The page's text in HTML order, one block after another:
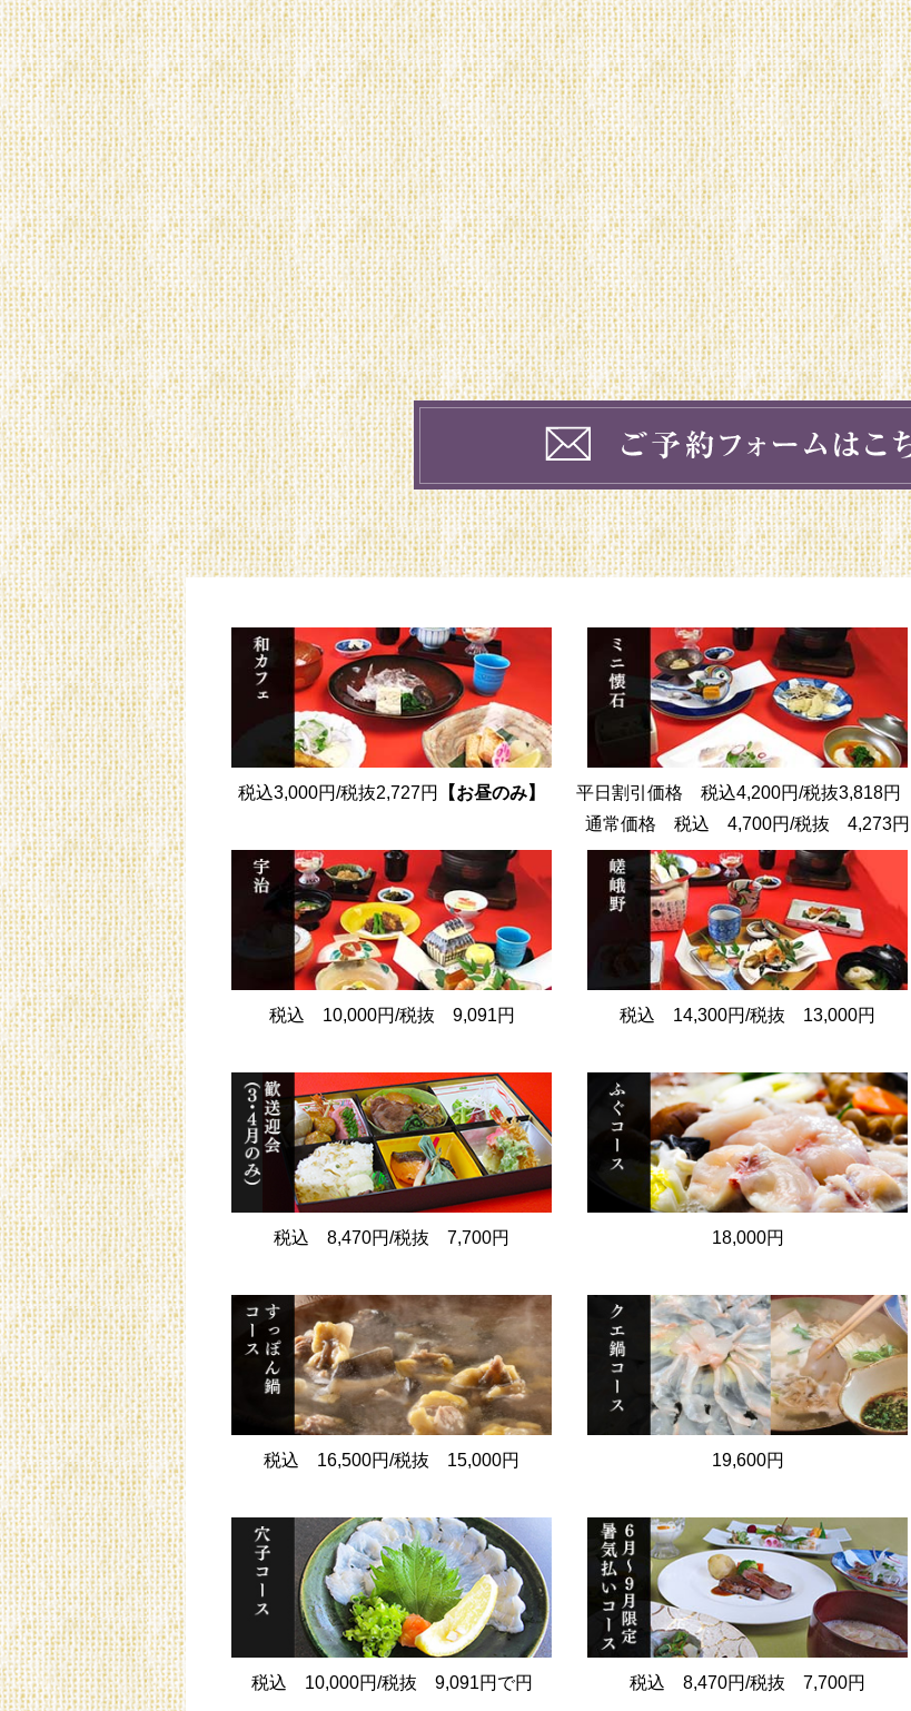
税込3,000円/税抜2,727円 【お昼のみ】
平日割引価格 税込4,200円/税抜3,818円
通常価格 税込 4,700円/税抜 4,273円
税込 10,000円/税抜 9,091円 税込 14,300円/税抜 13,000円
税込 8,470円/税抜 7,700円 18,000円
税込 16,500円/税抜 15,000円 19,600円
税込 10,000円/税抜 9,091円で円 税込 8,470円/税抜 7,700円